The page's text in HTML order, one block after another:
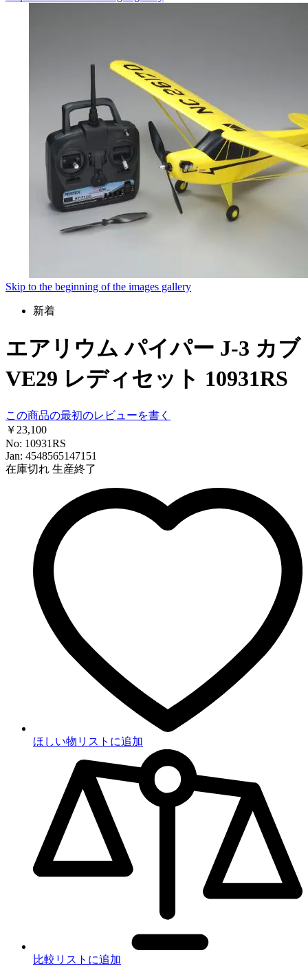
Skip to the beginning of the images gallery
新着
エアリウム パイパー J-3 カブ
VE29 レディセット 10931RS
この商品の最初のレビューを書く
￥23,100
No: 10931RS
Jan: 4548565147151
在庫切れ 生産終了
ほしい物リストに追加
比較リストに追加